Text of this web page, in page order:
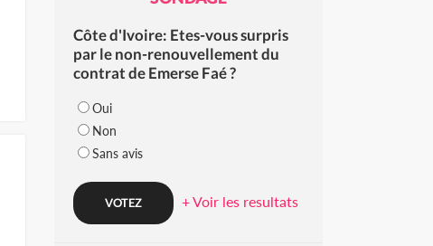
Côte d'Ivoire: Etes-vous surpris
par le non-renouvellement du
contrat de Emerse Faé ?
Oui
Non
Sans avis
+ Voir les resultats